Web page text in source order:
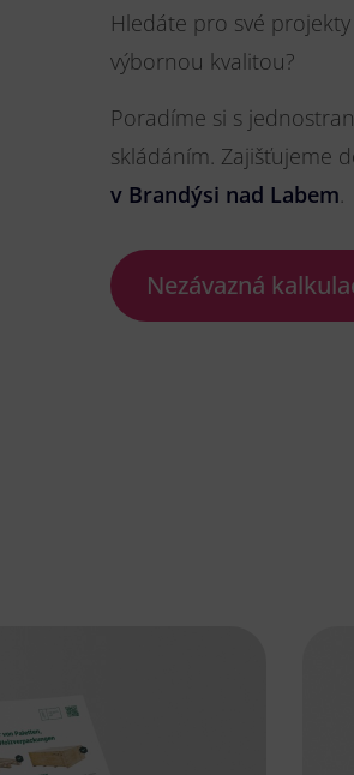
Hledáte pro své
výbornou kvalitou?
Poradíme si s
skládáním. Zajišťujeme
v Brandýsi nad Labem.
Nezávazná